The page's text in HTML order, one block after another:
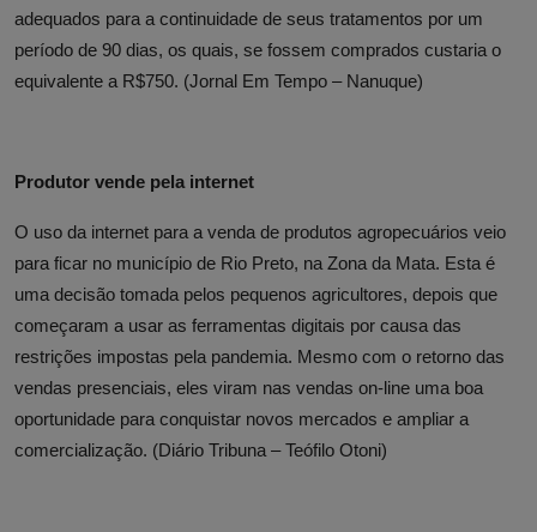
adequados para a continuidade de seus tratamentos por um
período de 90 dias, os quais, se fossem comprados custaria o
equivalente a R$750. (Jornal Em Tempo – Nanuque)
Produtor vende pela internet
O uso da internet para a venda de produtos agropecuários veio
para ficar no município de Rio Preto, na Zona da Mata. Esta é
uma decisão tomada pelos pequenos agricultores, depois que
começaram a usar as ferramentas digitais por causa das
restrições impostas pela pandemia. Mesmo com o retorno das
vendas presenciais, eles viram nas vendas on-line uma boa
oportunidade para conquistar novos mercados e ampliar a
comercialização. (Diário Tribuna – Teófilo Otoni)